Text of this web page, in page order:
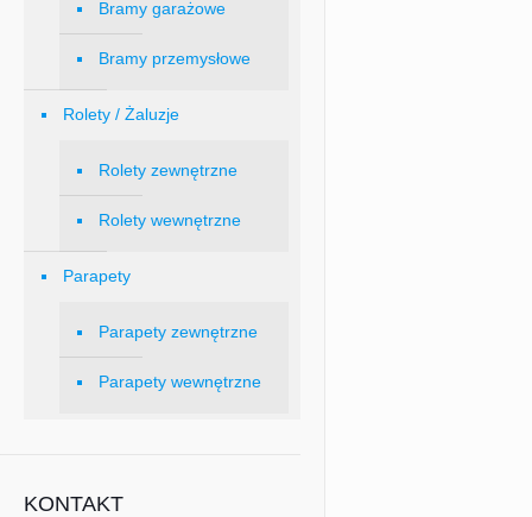
Bramy garażowe
Bramy przemysłowe
Rolety / Żaluzje
Rolety zewnętrzne
Rolety wewnętrzne
Parapety
Parapety zewnętrzne
Parapety wewnętrzne
KONTAKT